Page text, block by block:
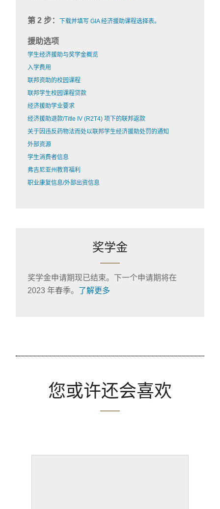
第 2 步： 下载并填写 GIA 经济援助课程选择表。
援助选项
学生经济援助与奖学金概览
入学费用
联邦资助的校园课程
联邦学生校园课程贷款
经济援助学业要求
经济援助退款/Title IV (R2T4) 项下的联邦返款
关于因违反药物法而处以联邦学生经济援助处罚的通知
外部资源
学生消费者信息
弗吉尼亚州教育福利
职业康复信息/外部出资信息
奖学金
奖学金申请期现已结束。下一个申请期将在
2023 年春季。 了解更多
您或许还会喜欢